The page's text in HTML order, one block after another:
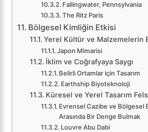
Fallingwater, Pennsylvania
The Ritz Paris
Bölgesel Kimliğin Etkisi
Yerel Kültür ve Malzemelerin
Japon Mimarisi
İklim ve Coğrafyaya Saygı
Belirli Ortamlar için Tasarım
Earthship Biyoteknoloji
Küresel ve Yerel Tasarım
Evrensel Cazibe ve Bölgesel
Arasında Bir Denge Bulmak
Louvre Abu Dabi